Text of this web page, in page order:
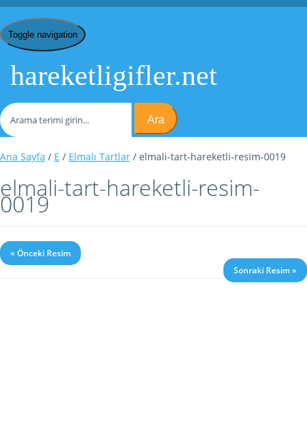
Toggle navigation
hareketligifler.net
Ara
Ana Sayfa / E / Elmalı Tartlar / elmali-tart-hareketli-resim-0019
elmali-tart-hareketli-resim-
0019
« Önceki Resim
Sonraki Resim »